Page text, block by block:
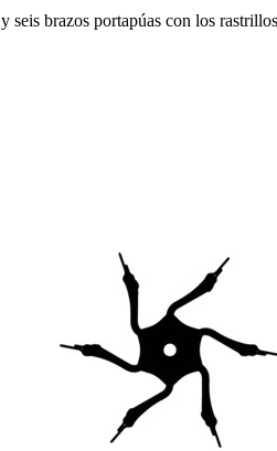
y seis brazos portapúas con los